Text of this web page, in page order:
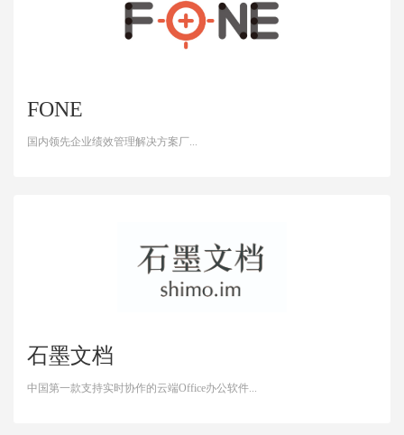
FONE
国内领先企业绩效管理解决方案厂...
石墨文档
中国第一款支持实时协作的云端Office办公软件...